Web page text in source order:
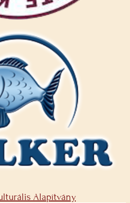
Alapítvány